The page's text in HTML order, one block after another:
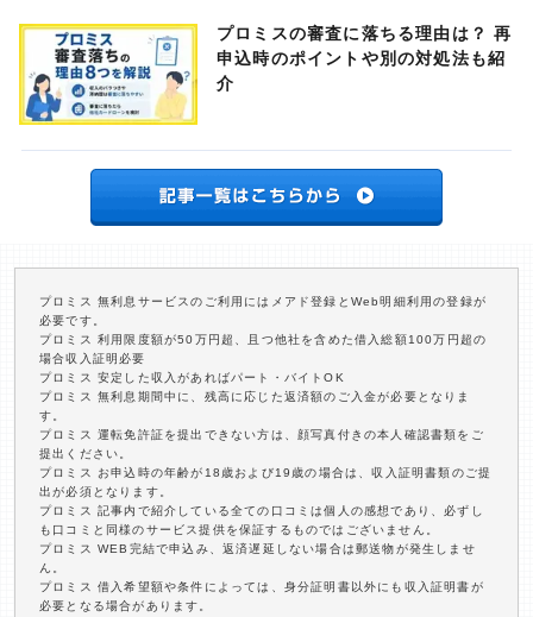
プロミスの審査に落ちる理由は？ 再
申込時のポイントや別の対処法も紹
介
プロミス 無利息サービスのご利用にはメアド登録とWeb明細利用の登録が
必要です。
プロミス 利用限度額が50万円超、且つ他社を含めた借入総額100万円超の
場合収入証明必要
プロミス 安定した収入があればパート・バイトOK
プロミス 無利息期間中に、残高に応じた返済額のご入金が必要となりま
す。
プロミス 運転免許証を提出できない方は、顔写真付きの本人確認書類をご
提出ください。
プロミス お申込時の年齢が18歳および19歳の場合は、収入証明書類のご提
出が必須となります。
プロミス 記事内で紹介している全ての口コミは個人の感想であり、必ずし
も口コミと同様のサービス提供を保証するものではございません。
プロミス WEB完結で申込み、返済遅延しない場合は郵送物が発生しませ
ん。
プロミス 借入希望額や条件によっては、身分証明書以外にも収入証明書が
必要となる場合があります。